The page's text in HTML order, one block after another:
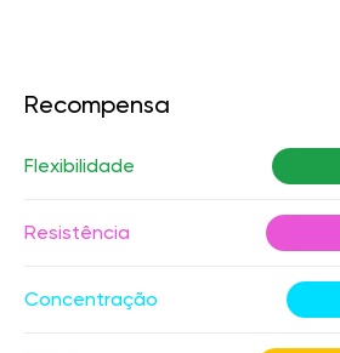
Recompensa
Flexibilidade
Resistência
Concentração